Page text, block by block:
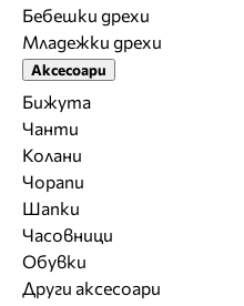
Бебешки дрехи
Младежки дрехи
Аксесоари
Бижута
Чанти
Колани
Чорапи
Шапки
Часовници
Обувки
Други аксесоари